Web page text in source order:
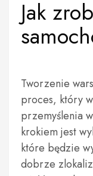
Jak
Tworzenie
proces, który
przemyślenia
krokiem jest
które będzie
dobrze